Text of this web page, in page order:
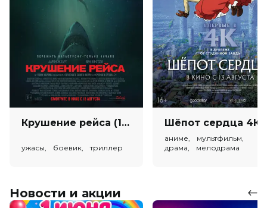
Крушение рейса (18+)
ужасы, боевик, триллер
аниме, мультфильм,
драма, мелодрама
Новости и акции